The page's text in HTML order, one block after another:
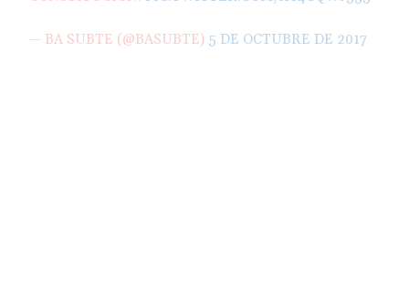
— BA SUBTE (@BASUBTE) 5 DE OCTUBRE DE 2017